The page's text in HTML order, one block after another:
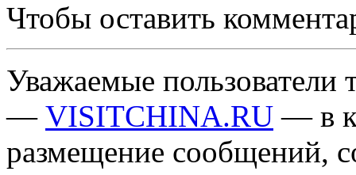
Чтобы оставить
Уважаемые пользователи
— VISITCHINA.RU — в
размещение сообщений,